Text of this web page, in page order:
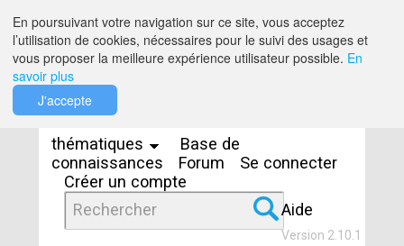
thématiques
Base de
connaissances
Forum
Se connecter
Créer un compte
Aide
Version 2.10.1
En poursuivant votre navigation sur ce site, vous acceptez
l’utilisation de cookies, nécessaires pour le suivi des usages et
vous proposer la meilleure expérience utilisateur possible. En
savoir plus
J'accepte